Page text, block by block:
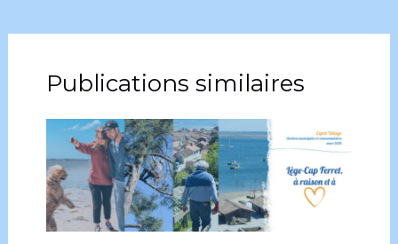
Publications similaires